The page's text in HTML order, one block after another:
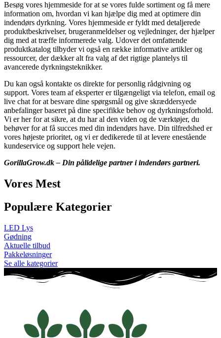
Besøg vores hjemmeside for at se vores fulde sortiment og få mere
information om, hvordan vi kan hjælpe dig med at optimere din
indendørs dyrkning. Vores hjemmeside er fyldt med detaljerede
produktbeskrivelser, brugeranmeldelser og vejledninger, der hjælper
dig med at træffe informerede valg. Udover det omfattende
produktkatalog tilbyder vi også en række informative artikler og
ressourcer, der dækker alt fra valg af det rigtige plantelys til
avancerede dyrkningsteknikker.
Du kan også kontakte os direkte for personlig rådgivning og
support. Vores team af eksperter er tilgængeligt via telefon, email og
live chat for at besvare dine spørgsmål og give skræddersyede
anbefalinger baseret på dine specifikke behov og dyrkningsforhold.
Vi er her for at sikre, at du har al den viden og de værktøjer, du
behøver for at få succes med din indendørs have. Din tilfredshed er
vores højeste prioritet, og vi er dedikerede til at levere enestående
kundeservice og support hele vejen.
GorillaGrow.dk – Din pålidelige partner i indendørs gartneri.
Vores Mest
Populære Kategorier
LED Lys
Gødning
Aktuelle tilbud
Pakkeløsninger
Se alle kategorier